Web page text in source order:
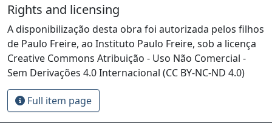
Rights and licensing
A disponibilização desta obra foi autorizada pelos filhos
de Paulo Freire, ao Instituto Paulo Freire, sob a licença
Creative Commons Atribuição - Uso Não Comercial -
Sem Derivações 4.0 Internacional (CC BY-NC-ND 4.0)
Full item page